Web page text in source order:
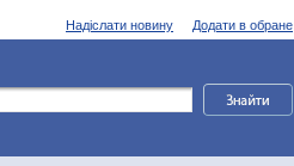
Додати в обране
Надіслати новину